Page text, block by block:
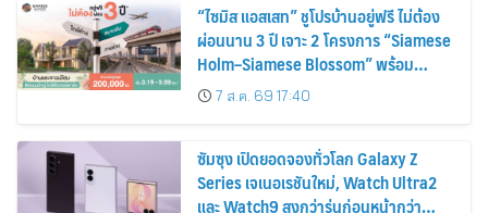
“ไซมิส แอสเสท” ชูโปรบ้านอยู่ฟรี ไม่ต้อง
ผ่อนนาน 3 ปี เจาะ 2 โครงการ “Siamese
Holm–Siamese Blossom” พร้อม
ส่วนลดและสิทธิพิเศษถึง 31 สิงหาคม
2569
7 ส.ค. 69 17:40
ซัมซุง เปิดยอดจองทั่วโลก Galaxy Z
Series เจเนอเรชันใหม่, Watch Ultra2
และ Watch9 สูงกว่ารุ่นก่อนหน้ากว่า